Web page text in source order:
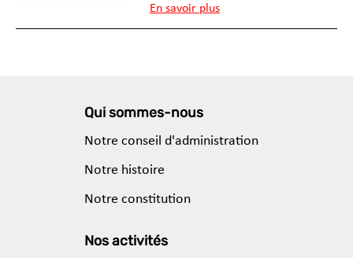
En savoir plus
Qui sommes-nous
Notre conseil d'administration
Notre histoire
Notre constitution
Nos activités